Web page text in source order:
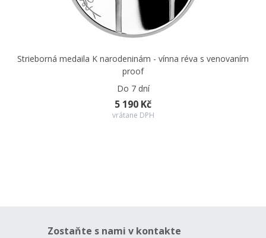
Strieborná medaila K narodeninám - vínna réva s venovaním
proof
Do 7 dní
5 190 Kč
vrátane DPH
Zostaňte s nami v kontakte